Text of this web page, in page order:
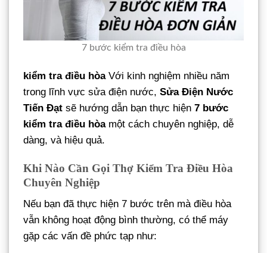
7 bước kiểm tra điều hòa
kiểm tra điều hòaVới kinh nghiệm nhiều năm
trong lĩnh vực sửa điện nước, Sửa Điện Nước
Tiến Đạt sẽ hướng dẫn bạn thực hiện 7 bước
kiểm tra điều hòamột cách chuyên nghiệp, dễ
dàng, và hiệu quả.
Khi Nào Cần Gọi Thợ Kiểm Tra Điều Hòa
Chuyên Nghiệp
Nếu bạn đã thực hiện 7 bước trên mà điều hòa
vẫn không hoạt động bình thường, có thể máy
gặp các vấn đề phức tạp như: